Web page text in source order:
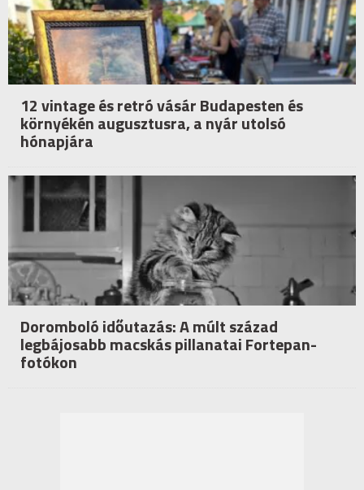
12 vintage és retró vásár Budapesten és
környékén augusztusra, a nyár utolsó
hónapjára
Doromboló időutazás: A múlt század
legbájosabb macskás pillanatai Fortepan-
fotókon